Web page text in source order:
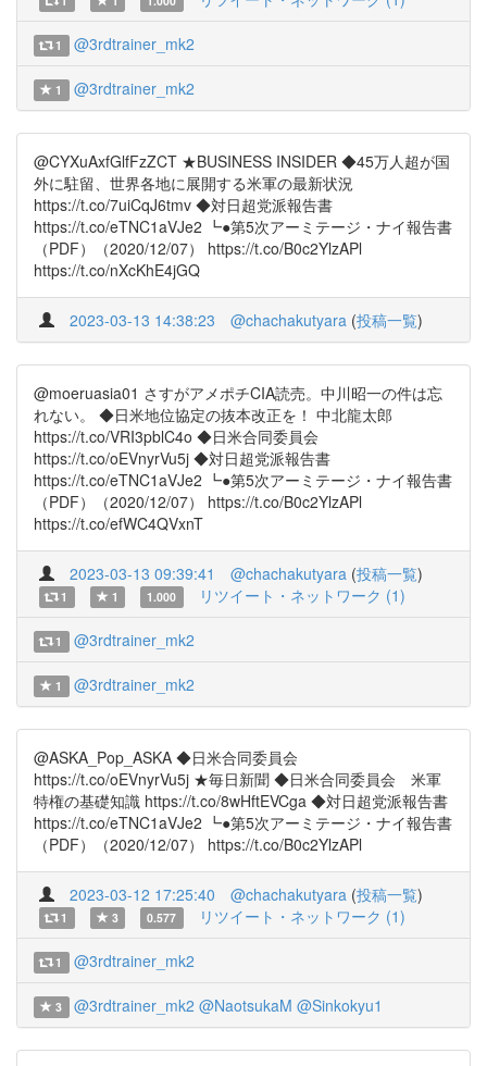
1 @3rdtrainer_mk2
1 @3rdtrainer_mk2
@CYXuAxfGlfFzZCT ★BUSINESS INSIDER ◆45万人超が国
外に駐留、世界各地に展開する米軍の最新状況
https://t.co/7uiCqJ6tmv ◆対日超党派報告書
https://t.co/eTNC1aVJe2 ┗●第5次アーミテージ・ナイ報告書
（PDF）（2020/12/07） https://t.co/B0c2YlzAPl
https://t.co/nXcKhE4jGQ
2023-03-13 14:38:23 @chachakutyara (投稿一覧)
@moeruasia01 さすがアメポチCIA読売。中川昭一の件は忘
れない。 ◆日米地位協定の抜本改正を！ 中北龍太郎
https://t.co/VRI3pblC4o ◆日米合同委員会
https://t.co/oEVnyrVu5j ◆対日超党派報告書
https://t.co/eTNC1aVJe2 ┗●第5次アーミテージ・ナイ報告書
（PDF）（2020/12/07） https://t.co/B0c2YlzAPl
https://t.co/efWC4QVxnT
2023-03-13 09:39:41 @chachakutyara (投稿一覧)
1 1 1.000 リツイート・ネットワーク (1)
1 @3rdtrainer_mk2
1 @3rdtrainer_mk2
@ASKA_Pop_ASKA ◆日米合同委員会
https://t.co/oEVnyrVu5j ★毎日新聞 ◆日米合同委員会 米軍
特権の基礎知識 https://t.co/8wHftEVCga ◆対日超党派報告書
https://t.co/eTNC1aVJe2 ┗●第5次アーミテージ・ナイ報告書
（PDF）（2020/12/07） https://t.co/B0c2YlzAPl
2023-03-12 17:25:40 @chachakutyara (投稿一覧)
1 3 0.577 リツイート・ネットワーク (1)
1 @3rdtrainer_mk2
3 @3rdtrainer_mk2 @NaotsukaM @Sinkokyu1